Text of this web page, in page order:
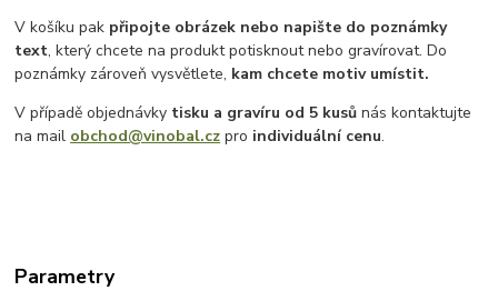
V košíku pak připojte obrázek nebo napište do poznámky
text, který chcete na produkt potisknout nebo gravírovat. Do
poznámky zároveň vysvětlete, kam chcete motiv umístit.
V případě objednávky tisku a gravíru od 5 kusů nás kontaktujte
na mail obchod@vinobal.cz pro individuální cenu.
Parametry